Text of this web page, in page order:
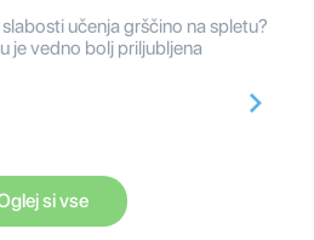
učenja grščino na spletu?
je vedno bolj priljubljena
si vse